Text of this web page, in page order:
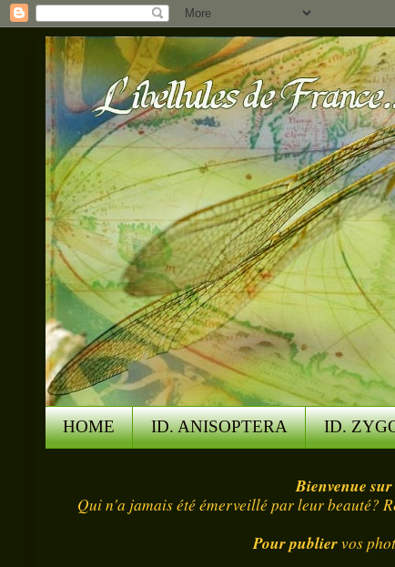
HOME ID. ANISOPTERA ID.
Bienvenue sur
Qui n'a jamais été émerveillé par leur beauté?
Pour publiervos